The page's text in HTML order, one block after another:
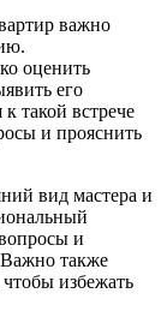
важно
оценить
его
такой встрече
и прояснить
вид мастера и
и
также
чтобы избежать